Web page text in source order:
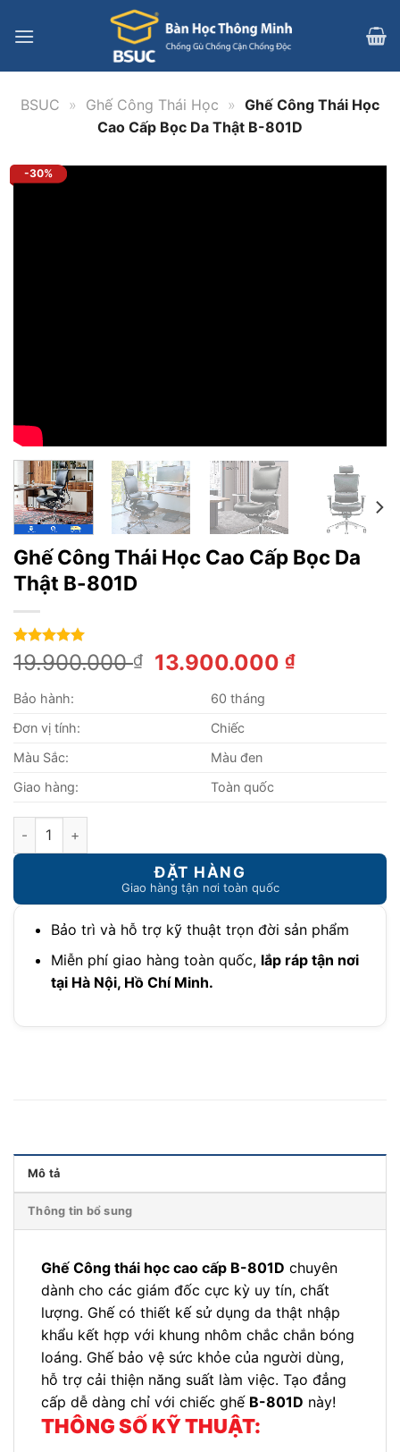
qua
dung
BSUC » Ghế Công Thái Học » Ghế Công Thái Học
Cao Cấp Bọc Da Thật B-801D
-30%
Ghế Công Thái Học Cao Cấp Bọc Da
Thật B-801D
5.00 trên 5
dựa trên
3
19.900.000₫
Giá
19.900.000 ₫.
13.900.000₫Giá
Bảo hành:
60 tháng
Đơn vị tính:
Chiếc
Màu Sắc:
Màu đen
Giao hàng:
Toàn quốc
Ghế Công Thái Học Cao Cấp Bọc Da Thật B-801D số lượng
Bảo trì và hỗ trợ kỹ thuật trọn đời sản phẩm
Miễn phí giao hàng toàn quốc, lắp ráp tận nơi
tại Hà Nội, Hồ Chí Minh.
Mô tả
Thông tin bổ sung
Ghế Công thái học cao cấp B-801D chuyên
dành cho các giám đốc cực kỳ uy tín, chất
lượng. Ghế có thiết kế sử dụng da thật nhập
khẩu kết hợp với khung nhôm chắc chắn bóng
loáng. Ghế bảo vệ sức khỏe của người dùng,
hỗ trợ cải thiện năng suất làm việc. Tạo đẳng
cấp dễ dàng chỉ với chiếc ghế B-801D này!
THÔNG SỐ KỸ THUẬT: